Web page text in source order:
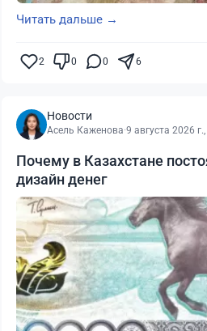
Читать дальше →
2 0 0 6
Новости
Асель Каженова·9 августа 2026 г.,
Почему в Казахстане
дизайн денег